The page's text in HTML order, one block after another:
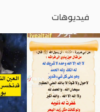
فيديوهات